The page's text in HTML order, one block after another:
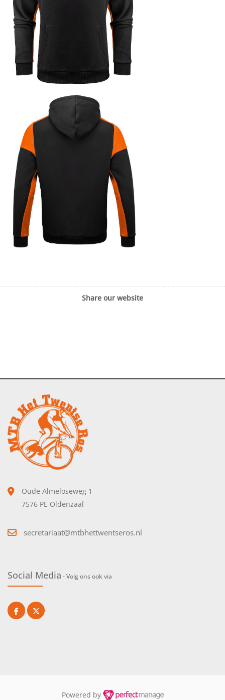
Share our website
Oude Almeloseweg 1
7576 PE Oldenzaal
secretariaat@mtbhettwentseros.nl
Social Media - Volg ons ook via
Powered by